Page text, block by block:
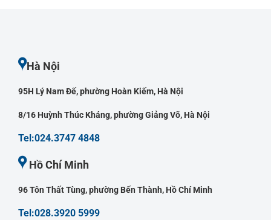
Hà Nội
95H Lý Nam Đế, phường Hoàn Kiếm, Hà Nội
8/16 Huỳnh Thúc Kháng, phường Giảng Võ, Hà Nội
Tel:024.3747 4848
Hồ Chí Minh
96 Tôn Thất Tùng, phường Bến Thành, Hồ Chí Minh
Tel:028.3920 5999